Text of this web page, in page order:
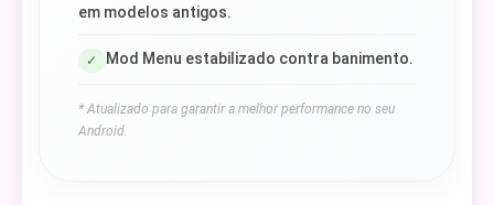
em modelos antigos.
✓ Mod Menu estabilizado contra banimento.
* Atualizado para garantir a melhor performance no seu
Android.